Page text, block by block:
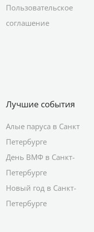
Пользовательское
соглашение
Лучшие события
Алые паруса в Санкт
Петербурге
День ВМФ в Санкт-
Петербурге
Новый год в Санкт-
Петербурге